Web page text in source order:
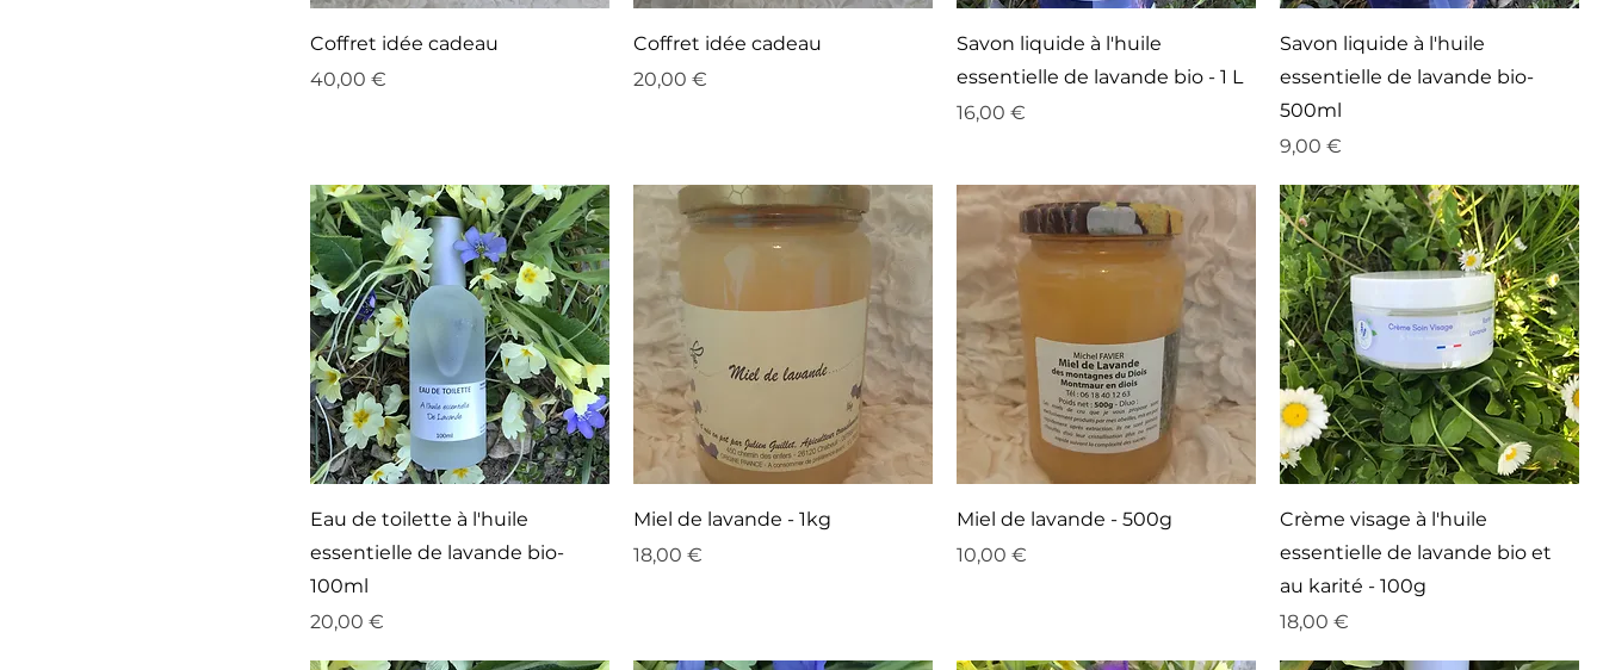
Coffret idée cadeau
Prix
40,00 €
Coffret idée cadeau
Prix
20,00 €
Savon liquide à l'huile
essentielle de lavande bio - 1 L
Prix
16,00 €
Savon liquide à l'huile
essentielle de lavande bio-
500ml
Prix
9,00 €
Eau de toilette à l'huile
essentielle de lavande bio-
100ml
Prix
20,00 €
Miel de lavande - 1kg
Prix
18,00 €
Miel de lavande - 500g
Prix
10,00 €
Crème visage à l'huile
essentielle de lavande bio et
au karité - 100g
Prix
18,00 €